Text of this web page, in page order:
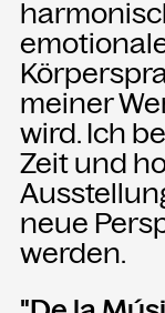
meiner
wird. Ich
Zeit und
neue
werden.